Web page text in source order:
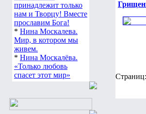
принадлежит только
нам и Творцу! Вместе
прославим Бога!
* Нина Москалева.
Мир, в котором мы
живем.
* Нина Москалёва.
«Только любовь
спасет этот мир»
Страниц: